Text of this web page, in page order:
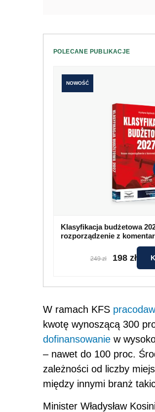
POLECANE PUBLIKACJE
NOWOŚĆ
Klasyfikacja budżetowa
rozporządzenie z
249 zł 198 zł
W ramach KFS
kwotę wynoszącą 300
dofinansowanie w
– nawet do 100 proc.
zależności od liczby
między innymi branż
Minister Władysław